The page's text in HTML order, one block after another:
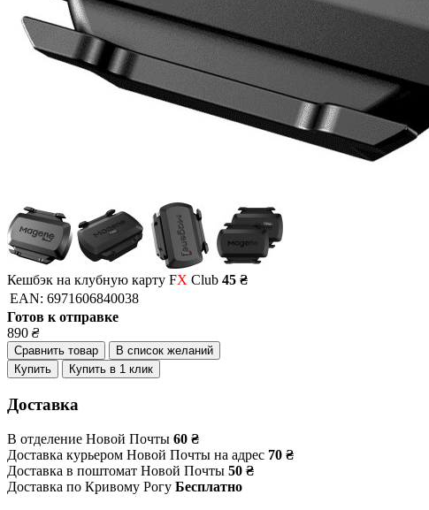
Кешбэк на клубную карту FX Club 45 ₴
EAN: 6971606840038
Готов к отправке
890 ₴
Сравнить товар
В список желаний
Купить
Купить в 1 клик
Доставка
В отделение Новой Почты 60 ₴
Доставка курьером Новой Почты на адрес 70 ₴
Доставка в поштомат Новой Почты 50 ₴
Доставка по Кривому Рогу Бесплатно